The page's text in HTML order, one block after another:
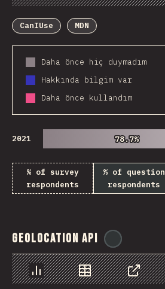
Chart Data Share
CanIUse
MDN
Daha önce hiç duymadım
Hakkında bilgim var
Daha önce kullandım
2021 78.7%
78.7%
% of survey
respondents
% of question
respondents
Geolocation API
Chart Data Share